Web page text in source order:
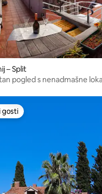
– Split
pogled s nenadmašne
gosti
gosti